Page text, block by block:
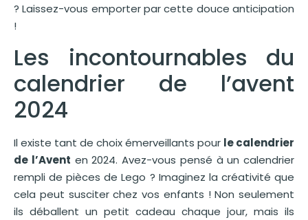
? Laissez-vous emporter par cette douce anticipation
!
Les incontournables du
calendrier de l’avent
2024
Il existe tant de choix émerveillants pour le calendrier
de l’Avent en 2024. Avez-vous pensé à un calendrier
rempli de pièces de Lego ? Imaginez la créativité que
cela peut susciter chez vos enfants ! Non seulement
ils déballent un petit cadeau chaque jour, mais ils